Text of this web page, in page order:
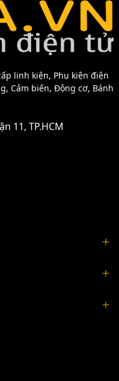
linh kiện, Phụ kiện điện
Cảm biến, Động cơ, Bánh
11, TP.HCM